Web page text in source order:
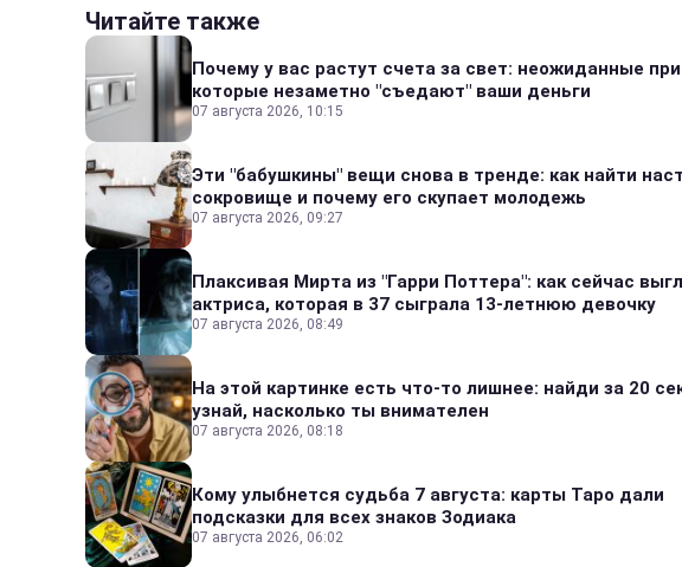
Читайте также
Почему у вас растут счета за свет: неожиданные
которые незаметно "съедают" ваши деньги
07 августа 2026, 10:15
Эти "бабушкины" вещи снова в тренде: как найти
сокровище и почему его скупает молодежь
07 августа 2026, 09:27
Плаксивая Мирта из "Гарри Поттера": как сейчас
актриса, которая в 37 сыграла 13-летнюю девочку
07 августа 2026, 08:49
На этой картинке есть что-то лишнее: найди за 20
узнай, насколько ты внимателен
07 августа 2026, 08:18
Кому улыбнется судьба 7 августа: карты Таро дали
подсказки для всех знаков Зодиака
07 августа 2026, 06:02